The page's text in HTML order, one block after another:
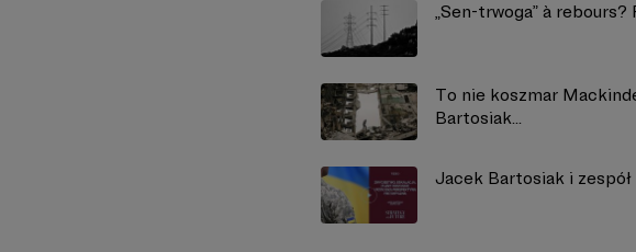
„Sen-trwoga” à
To nie koszmar
Bartosiak...
Jacek Bartosiak i